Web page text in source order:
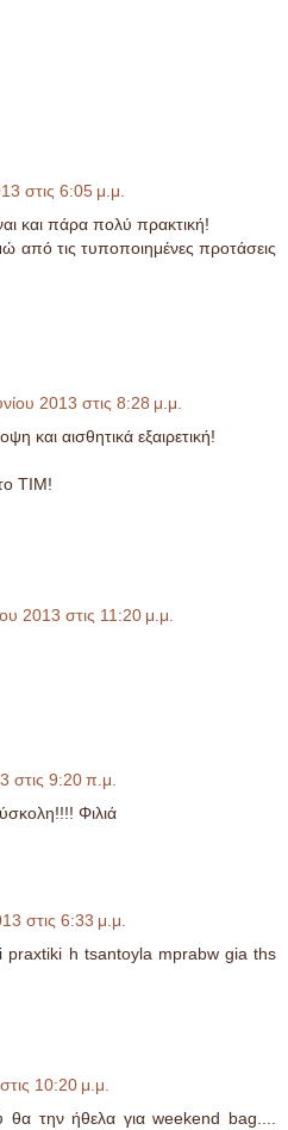
στις 6:05 μ.μ.
και πάρα πολύ πρακτική!
από τις τυποποιημένες προτάσεις
2013 στις 8:28 μ.μ.
και αισθητικά εξαιρετική!
ΤΙΜ!
2013 στις 11:20 μ.μ.
στις 9:20 π.μ.
Φιλιά
στις 6:33 μ.μ.
praxtiki h tsantoyla mprabw gia ths
10:20 μ.μ.
θα την ήθελα για weekend bag....